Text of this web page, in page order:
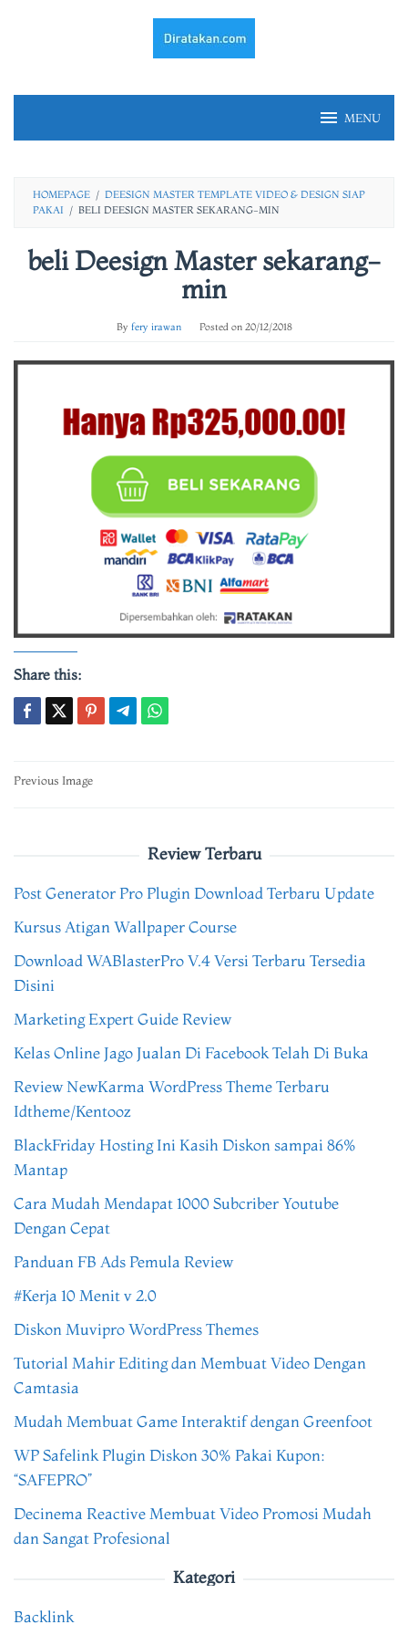
MENU
HOMEPAGE / DEESIGN MASTER TEMPLATE VIDEO & DESIGN SIAP
PAKAI / BELI DEESIGN MASTER SEKARANG-MIN
beli Deesign Master sekarang-
min
By fery irawan Posted on 20/12/2018
Share this:
Post
Previous Image
Review Terbaru
Post Generator Pro Plugin Download Terbaru Update
Kursus Atigan Wallpaper Course
Download WABlasterPro V.4 Versi Terbaru Tersedia
Disini
Marketing Expert Guide Review
Kelas Online Jago Jualan Di Facebook Telah Di Buka
Review NewKarma WordPress Theme Terbaru
Idtheme/Kentooz
BlackFriday Hosting Ini Kasih Diskon sampai 86%
Mantap
Cara Mudah Mendapat 1000 Subcriber Youtube
Dengan Cepat
Panduan FB Ads Pemula Review
#Kerja 10 Menit v 2.0
Diskon Muvipro WordPress Themes
Tutorial Mahir Editing dan Membuat Video Dengan
Camtasia
Mudah Membuat Game Interaktif dengan Greenfoot
WP Safelink Plugin Diskon 30% Pakai Kupon:
“SAFEPRO”
Decinema Reactive Membuat Video Promosi Mudah
dan Sangat Profesional
Kategori
Backlink